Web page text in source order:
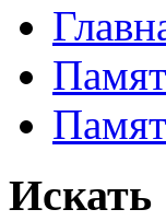
Искать